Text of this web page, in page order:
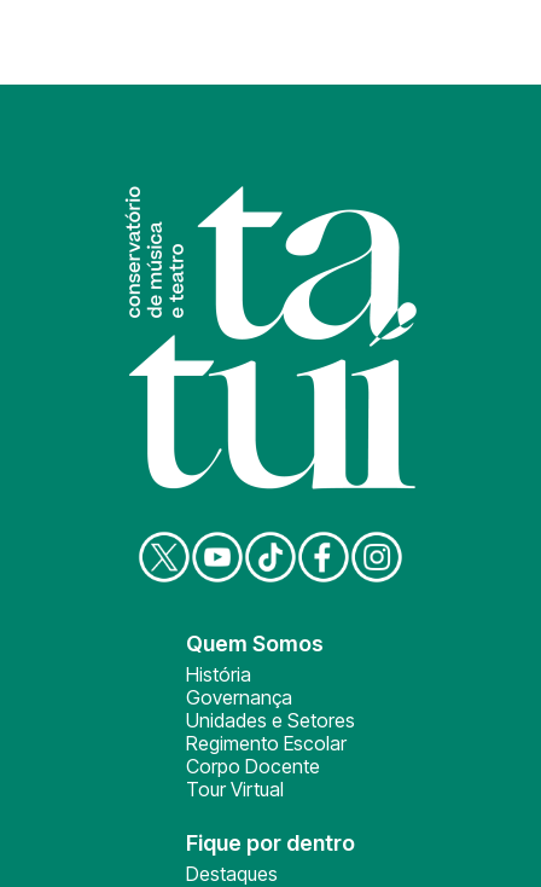
Quem Somos
História
Governança
Unidades e Setores
Regimento Escolar
Corpo Docente
Tour Virtual
Fique por dentro
Destaques